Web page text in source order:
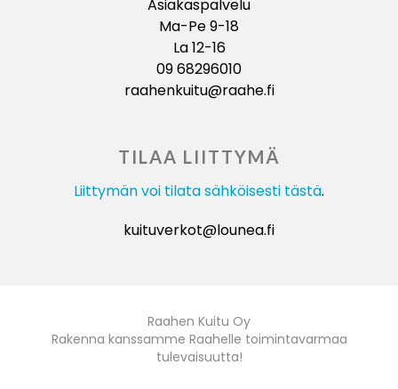
Asiakaspalvelu
Ma-Pe 9-18
La 12-16
09 68296010
raahenkuitu@raahe.fi
TILAA LIITTYMÄ
Liittymän voi tilata sähköisesti tästä.
kuituverkot@lounea.fi
Raahen Kuitu Oy
Rakenna kanssamme Raahelle toimintavarmaa
tulevaisuutta!